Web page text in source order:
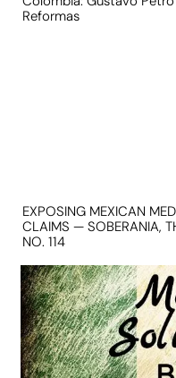
Reformas
EXPOSING MEXICAN
CLAIMS — SOBERANIA,
NO. 114